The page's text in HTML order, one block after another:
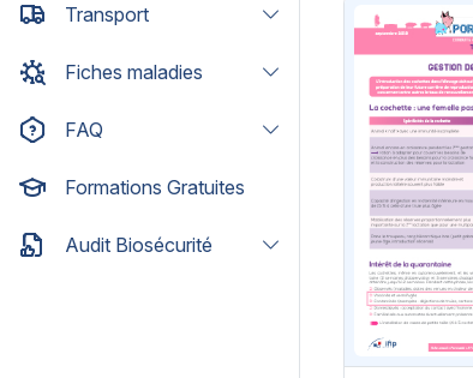
Transport
Fiches maladies
FAQ
Formations Gratuites
Audit Biosécurité